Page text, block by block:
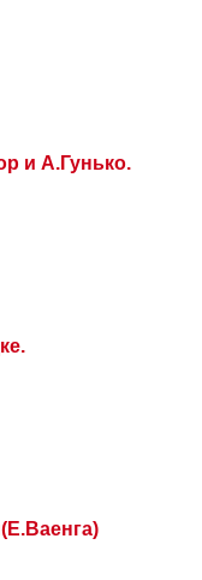
и А.Гунько.